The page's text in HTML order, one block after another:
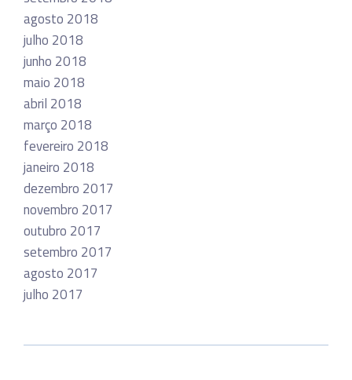
agosto 2018
julho 2018
junho 2018
maio 2018
abril 2018
março 2018
fevereiro 2018
janeiro 2018
dezembro 2017
novembro 2017
outubro 2017
setembro 2017
agosto 2017
julho 2017